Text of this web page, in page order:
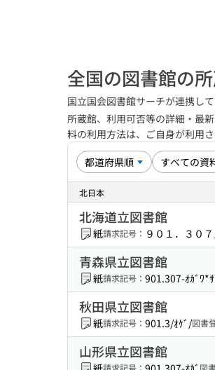
全国の図書館の
国立国会図書館サーチが連携し
所蔵館、利用可否等の詳細・最
料の利用方法は、ご自身が利用
北日本
北海道立図書館
紙請求記号： ９０１．３０
青森県立図書館
紙請求記号： 901.307-ｵｶﾞﾜ*ｻ
秋田県立図書館
紙請求記号： 901.3/ｵｹﾞ/図書
山形県立図書館
請求記号： 図